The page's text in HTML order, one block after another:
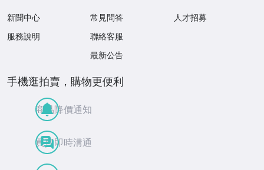
新聞中心
服務說明
常見問答
聯絡客服
最新公告
人才招募
手機逛拍賣，購物更便利
商品降價通知
買賣即時溝通